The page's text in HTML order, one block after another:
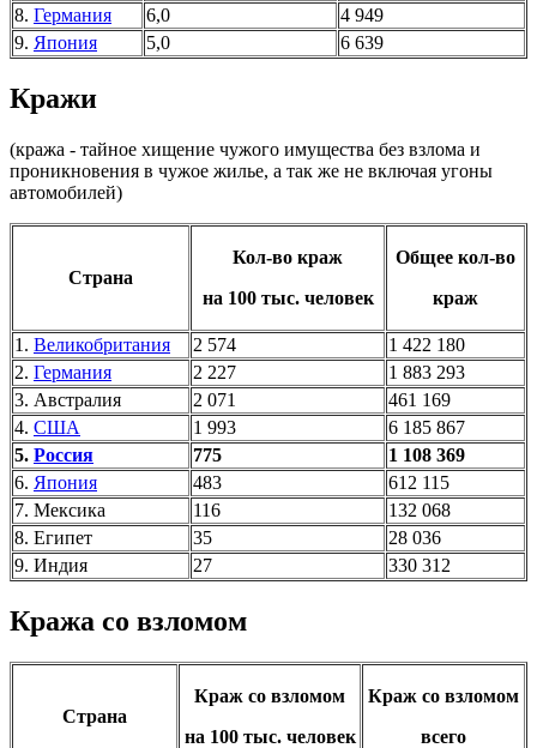
8. Германия 6,0
4 949
9. Япония 5,0 6 639
Кражи
(кража - тайное хищение чужого имущества без взлома и
проникновения в чужое жилье, а так же не включая угоны
автомобилей)
Страна
Кол-во краж
на 100 тыс. человек
Общее кол-во
краж
1. Великобритания 2 574
1 422 180
2. Германия 2 227
1 883 293
3. Австралия
2 071
461 169
4. США 1 993
6 185 867
5. Россия 775
1 108 369
6. Япония 483
612 115
7. Мексика
116
132 068
8. Египет
35
28 036
9. Индия
27 330 312
Кража со взломом
Страна
Краж со взломом
на 100 тыс. человек
Краж со взломом
всего